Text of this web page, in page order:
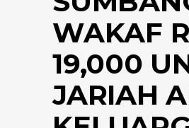
WAKAF
19,000
JARIAH